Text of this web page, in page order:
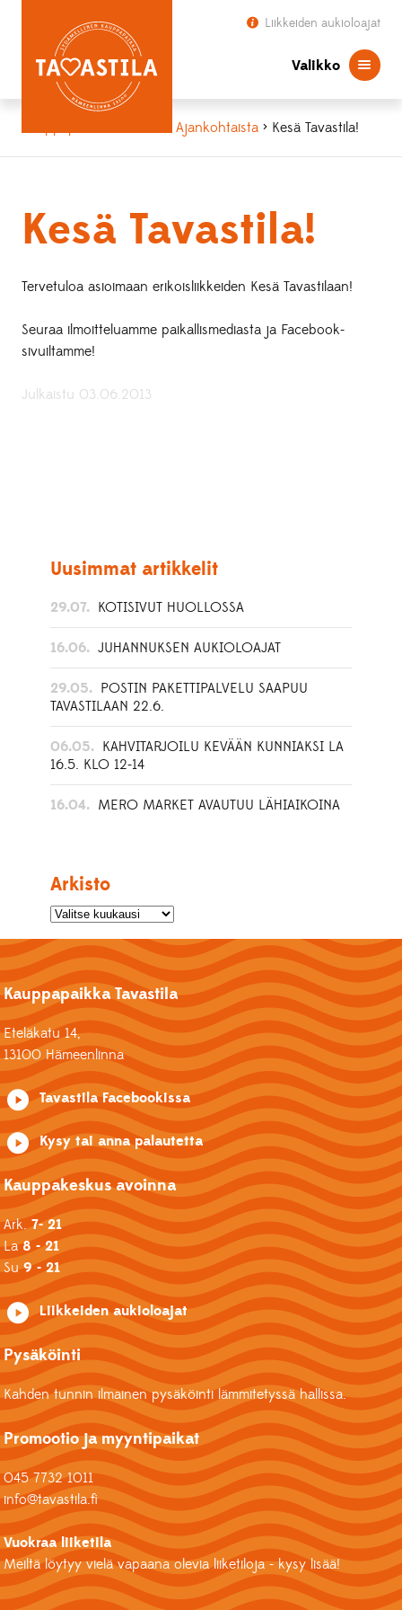
Liikkeiden aukioloajat
Valikko
>Ajankohtaista > Kesä Tavastila!
Kesä Tavastila!
Tervetuloa asioimaan erikoisliikkeiden Kesä Tavastilaan!
Seuraa ilmoitteluamme paikallismediasta ja Facebook-
sivuiltamme!
Julkaistu 03.06.2013
Uusimmat artikkelit
29.07. KOTISIVUT HUOLLOSSA
16.06. JUHANNUKSEN AUKIOLOAJAT
29.05. POSTIN PAKETTIPALVELU SAAPUU
TAVASTILAAN 22.6.
06.05. KAHVITARJOILU KEVÄÄN KUNNIAKSI LA
16.5. KLO 12-14
16.04. MERO MARKET AVAUTUU LÄHIAIKOINA
Arkisto
Kauppapaikka Tavastila
Eteläkatu 14,
13100 Hämeenlinna
Tavastila Facebookissa
Kysy tai anna palautetta
Kauppakeskus avoinna
Ark.7- 21
La8 - 21
Su9 - 21
Liikkeiden aukioloajat
Pysäköinti
Kahden tunnin ilmainen pysäköinti lämmitetyssä hallissa.
Promootio ja myyntipaikat
045 7732 1011
info@tavastila.fi
Vuokraa liiketila
Meiltä löytyy vielä vapaana olevia liiketiloja - kysy lisää!